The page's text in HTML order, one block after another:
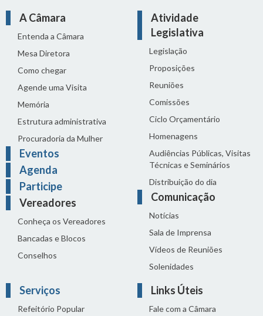
A Câmara
Entenda a Câmara
Mesa Diretora
Como chegar
Agende uma Visita
Memória
Estrutura administrativa
Procuradoria da Mulher
Eventos
Agenda
Participe
Vereadores
Conheça os Vereadores
Bancadas e Blocos
Conselhos
Atividade
Legislativa
Legislação
Proposições
Reuniões
Comissões
Ciclo Orçamentário
Homenagens
Audiências Públicas, Visitas
Técnicas e Seminários
Distribuição do dia
Comunicação
Notícias
Sala de Imprensa
Vídeos de Reuniões
Solenidades
Serviços
Refeitório Popular
Links Úteis
Fale com a Câmara